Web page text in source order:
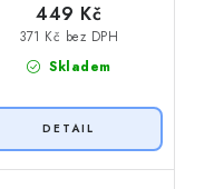
Skladem
371 Kč bez DPH
449 Kč